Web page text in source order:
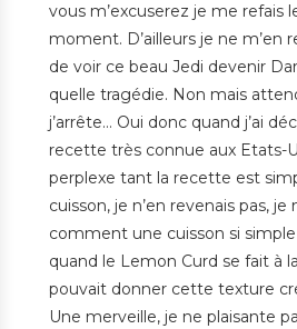
vous m’excuserez je me refais
moment. D’ailleurs je ne m’en
de voir ce beau Jedi devenir
quelle tragédie. Non mais
j’arrête… Oui donc quand j’ai
recette très connue aux Etats-
perplexe tant la recette est
cuisson, je n’en revenais pas,
comment une cuisson si
quand le Lemon Curd se fait à
pouvait donner cette texture
Une merveille, je ne plaisante